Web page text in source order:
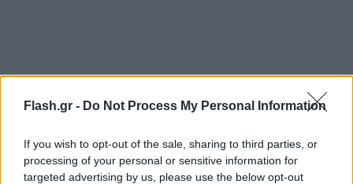
Flash.gr - Do Not Process My Personal Information
If you wish to opt-out of the sale, sharing to third parties, or
processing of your personal or sensitive information for
targeted advertising by us, please use the below opt-out